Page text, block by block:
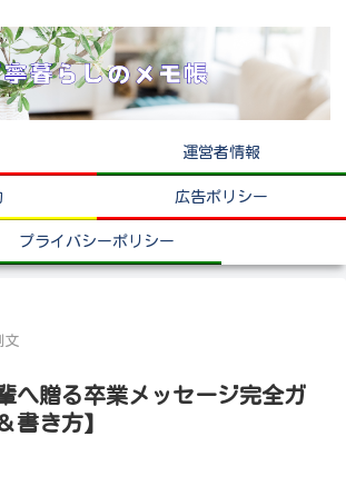
運営者情報
広告ポリシー
プライバシーポリシー
文
へ贈る卒業メッセージ完全ガ
書き方】